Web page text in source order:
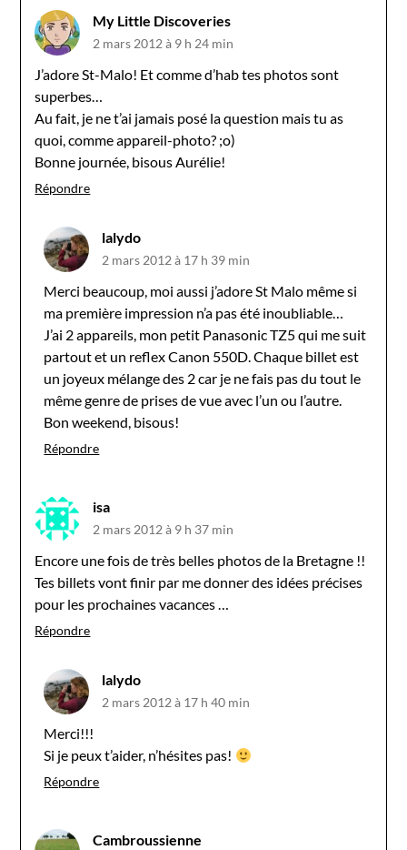
My Little Discoveries
2 mars 2012 à 9 h 24 min
J’adore St-Malo! Et comme d’hab tes photos sont
superbes…
Au fait, je ne t’ai jamais posé la question mais tu as
quoi, comme appareil-photo? ;o)
Bonne journée, bisous Aurélie!
Répondre
lalydo
2 mars 2012 à 17 h 39 min
Merci beaucoup, moi aussi j’adore St Malo même si
ma première impression n’a pas été inoubliable…
J’ai 2 appareils, mon petit Panasonic TZ5 qui me suit
partout et un reflex Canon 550D. Chaque billet est
un joyeux mélange des 2 car je ne fais pas du tout le
même genre de prises de vue avec l’un ou l’autre.
Bon weekend, bisous!
Répondre
isa
2 mars 2012 à 9 h 37 min
Encore une fois de très belles photos de la Bretagne !!
Tes billets vont finir par me donner des idées précises
pour les prochaines vacances …
Répondre
lalydo
2 mars 2012 à 17 h 40 min
Merci!!!
Si je peux t’aider, n’hésites pas!
Répondre
Cambroussienne